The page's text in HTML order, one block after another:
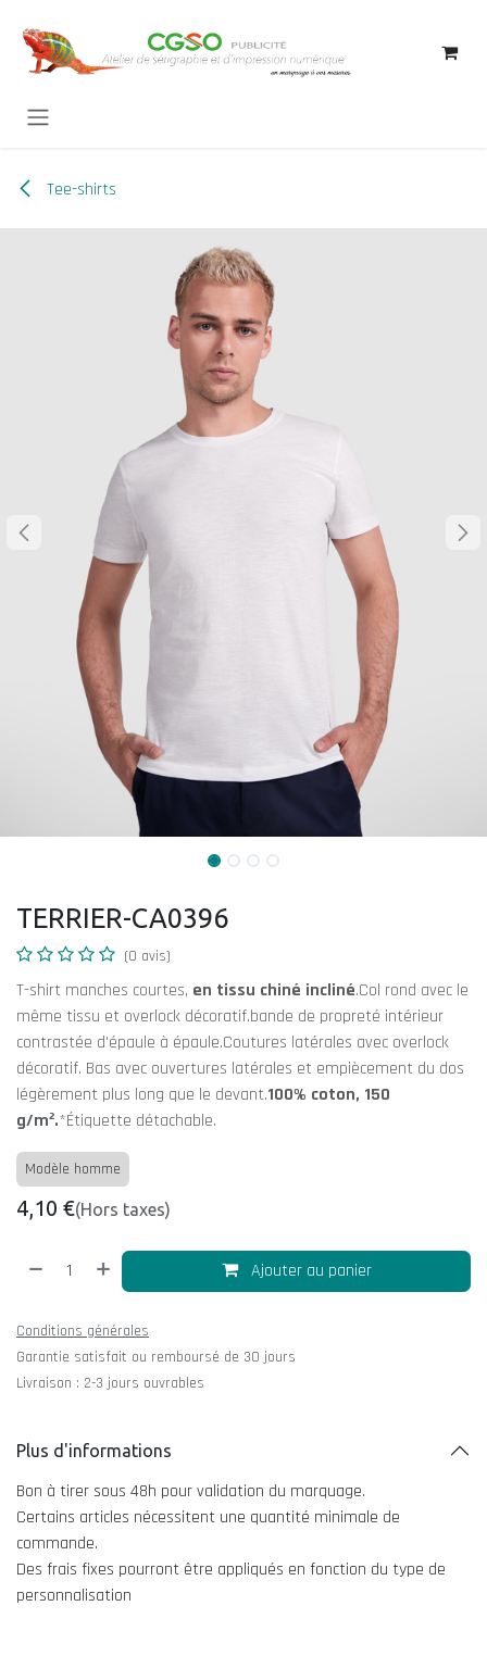
Tee-shirts
TERRIER-CA0396
(0 avis)
T-shirt manches courtes, en tissu chiné incliné.Col rond avec le
même tissu et overlock décoratif.bande de propreté intérieur
contrastée d'épaule à épaule.Coutures latérales avec overlock
décoratif. Bas avec ouvertures latérales et empiècement du dos
légèrement plus long que le devant.100% coton, 150
g/m².*Étiquette détachable.
Modèle homme
4,10 €(Hors taxes)
Ajouter au panier
Conditions générales
Garantie satisfait ou remboursé de 30 jours
Livraison : 2-3 jours ouvrables
Plus d'informations
Bon à tirer sous 48h pour validation du marquage.
Certains articles nécessitent une quantité minimale de
commande.
Des frais fixes pourront être appliqués en fonction du type de
personnalisation